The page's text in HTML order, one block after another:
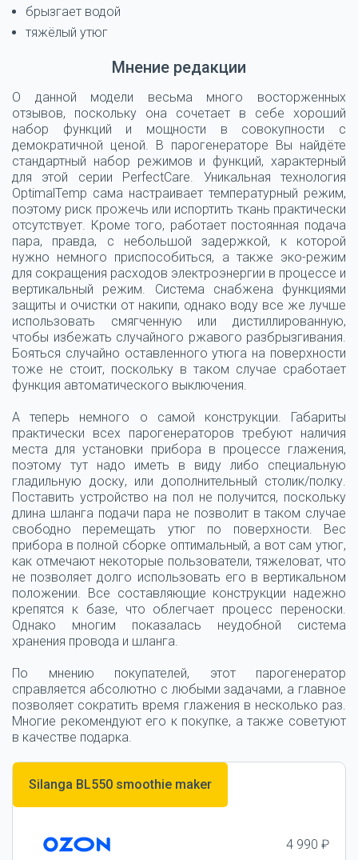
брызгает водой
тяжёлый утюг
Мнение редакции
О данной модели весьма много восторженных
отзывов, поскольку она сочетает в себе хороший
набор функций и мощности в совокупности с
демократичной ценой. В парогенераторе Вы найдёте
стандартный набор режимов и функций, характерный
для этой серии PerfectCare. Уникальная технология
OptimalTemp сама настраивает температурный режим,
поэтому риск прожечь или испортить ткань практически
отсутствует. Кроме того, работает постоянная подача
пара, правда, с небольшой задержкой, к которой
нужно немного приспособиться, а также эко-режим
для сокращения расходов электроэнергии в процессе и
вертикальный режим. Система снабжена функциями
защиты и очистки от накипи, однако воду все же лучше
использовать смягченную или дистиллированную,
чтобы избежать случайного ржавого разбрызгивания.
Бояться случайно оставленного утюга на поверхности
тоже не стоит, поскольку в таком случае сработает
функция автоматического выключения.
А теперь немного о самой конструкции. Габариты
практически всех парогенераторов требуют наличия
места для установки прибора в процессе глажения,
поэтому тут надо иметь в виду либо специальную
гладильную доску, или дополнительный столик/полку.
Поставить устройство на пол не получится, поскольку
длина шланга подачи пара не позволит в таком случае
свободно перемещать утюг по поверхности. Вес
прибора в полной сборке оптимальный, а вот сам утюг,
как отмечают некоторые пользователи, тяжеловат, что
не позволяет долго использовать его в вертикальном
положении. Все составляющие конструкции надежно
крепятся к базе, что облегчает процесс переноски.
Однако многим показалась неудобной система
хранения провода и шланга.
По мнению покупателей, этот парогенератор
справляется абсолютно с любыми задачами, а главное
позволяет сократить время глажения в несколько раз.
Многие рекомендуют его к покупке, а также советуют
в качестве подарка.
Silanga BL550 smoothie maker
4 990 ₽